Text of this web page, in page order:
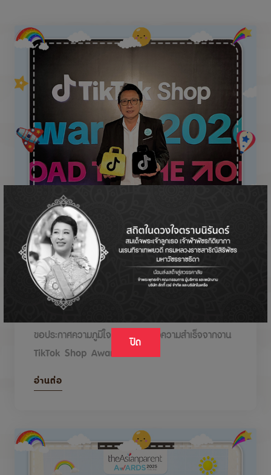
ปิด
DODOLOVE รับรางวัลในงาน TikTok Shop
Awards 2026
ขอประกาศความภูมิใจกับรางวัลแห่งความสำเร็จจากงาน
TikTok Shop Awards 2026
อ่านต่อ